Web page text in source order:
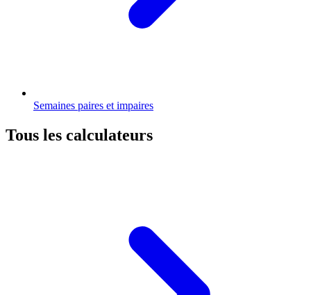
Semaines paires et impaires
Tous les calculateurs